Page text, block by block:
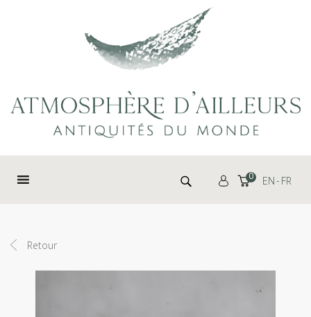
Rechercher : 0 EN FR
Retour